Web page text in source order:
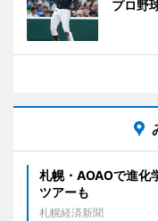
プロ野
札幌・AOAOで進
ツアーも
札幌経済新聞